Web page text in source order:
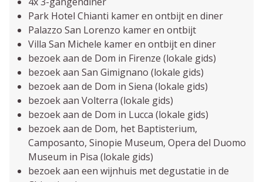
Park Hotel Chianti kamer en ontbijt en diner
Palazzo San Lorenzo kamer en ontbijt
Villa San Michele kamer en ontbijt en diner
bezoek aan de Dom in Firenze (lokale gids)
bezoek aan San Gimignano (lokale gids)
bezoek aan de Dom in Siena (lokale gids)
bezoek aan Volterra (lokale gids)
bezoek aan de Dom in Lucca (lokale gids)
bezoek aan de Dom, het Baptisterium,
Camposanto, Sinopie Museum, Opera del Duomo
Museum in Pisa (lokale gids)
bezoek aan een wijnhuis met degustatie in de